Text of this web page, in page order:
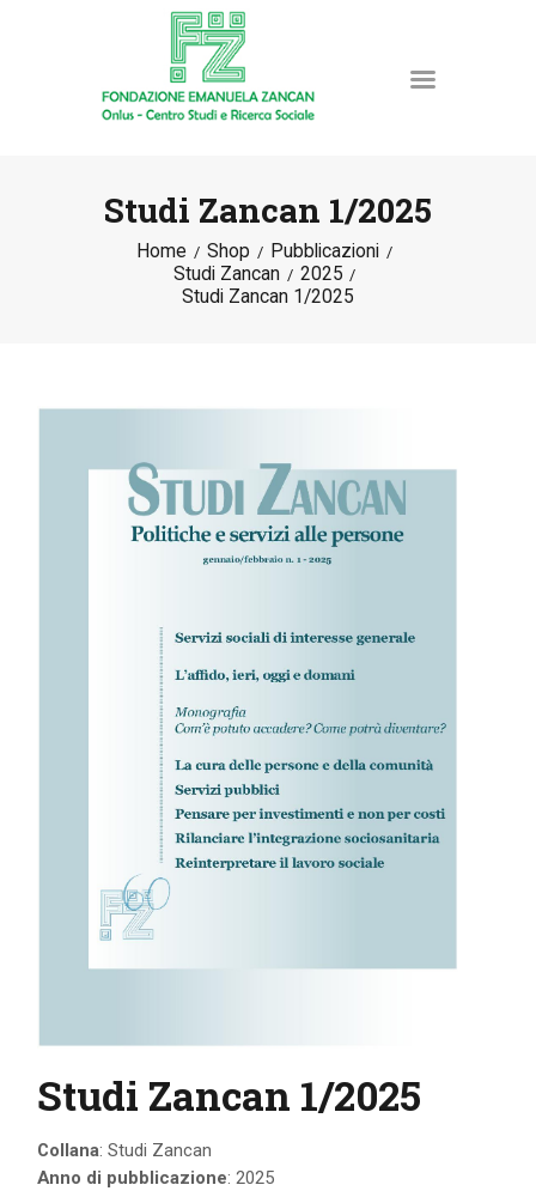
Studi Zancan 1/2025
Home Shop
Pubblicazioni
Studi Zancan
2025
Studi Zancan 1/2025
HOME
LA FONDAZIONE
RISORSE
DONA ORA
CONTATTI
IL MIO ACCOUNT
Studi Zancan 1/2025
Collana: Studi Zancan
Anno di pubblicazione: 2025